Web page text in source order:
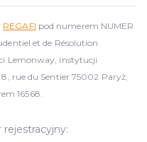
REGAFI pod numerem NUMER
et de Résolution
Lemonway, instytucji
rue du Sentier 75002 Paryż,
16568.